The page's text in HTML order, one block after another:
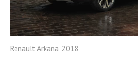
Renault Arkana '2018